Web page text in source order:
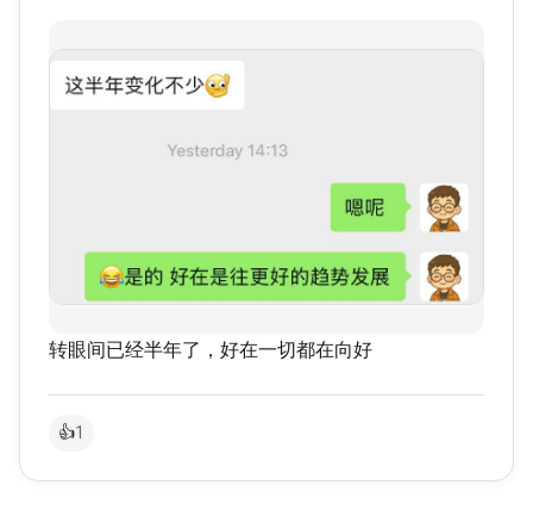
转眼间已经半年了，好在一切都在向好
👍1